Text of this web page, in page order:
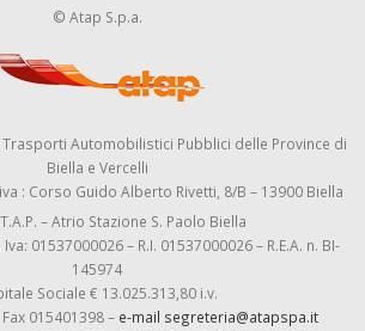
© Atap S.p.a.
Automobilistici Pubblici delle Province di
Biella e Vercelli
: Corso Guido Alberto Rivetti, 8/B – 13900 Biella
– Atrio Stazione S. Paolo Biella
01537000026 – R.I. 01537000026 – R.E.A. n. BI-
145974
Sociale € 13.025.313,80 i.v.
015401398 – e-mail segreteria@atapspa.it